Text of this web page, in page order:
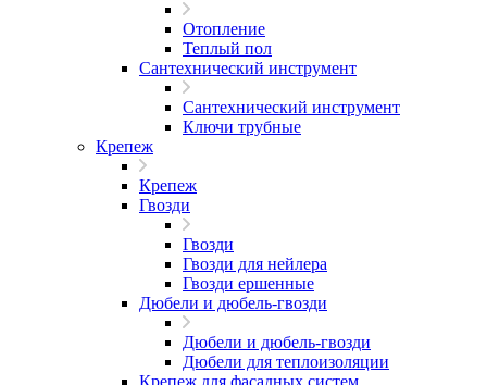
Отопление
Теплый пол
Сантехнический инструмент
Сантехнический инструмент
Ключи трубные
Крепеж
Крепеж
Гвозди
Гвозди
Гвозди для нейлера
Гвозди ершенные
Дюбели и дюбель-гвозди
Дюбели и дюбель-гвозди
Дюбели для теплоизоляции
Крепеж для фасадных систем